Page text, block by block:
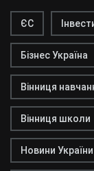
ЄС
Бізнес Україна
Вінниця
Вінниця школи
Новини України